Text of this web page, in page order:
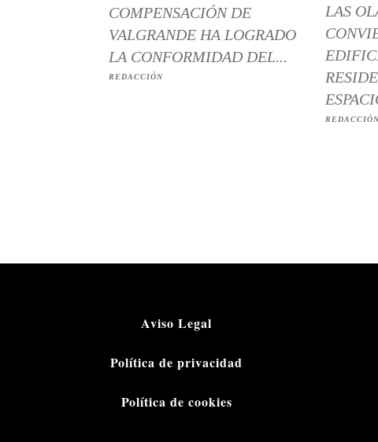
COMPENSACIÓN DE
VALGRANDE HA LOGRADO
LA CONFORMIDAD DEL...
REDACCIÓN
LAS
Aviso Legal
Política de privacidad
Política de cookies